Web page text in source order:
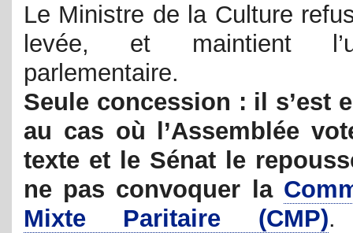
Le Ministre de la Culture
levée, et maintient
parlementaire.
Seule concession : il s’est
au cas où l’Assemblée
texte et le Sénat le
ne pas convoquer la
Mixte Paritaire (CMP).